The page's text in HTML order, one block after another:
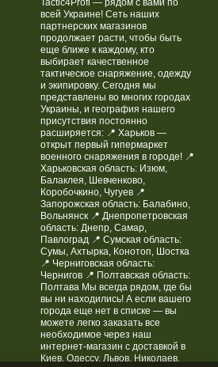
Tactic4Profi — рядом с вами по
всей Украине! Сеть наших
партнерских магазинов
продолжает расти, чтобы быть
еще ближе к каждому, кто
выбирает качественное
тактическое снаряжение, одежду
и экипировку. Сегодня мы
представлены во многих городах
Украины, и география нашего
присутствия постоянно
расширяется: 📍 Харьков —
открыт первый гипермаркет
военного снаряжения в городе! 📍
Харьковская область: Изюм,
Балаклея, Шевченково,
Коробочкино, Чугуев 📍
Запорожская область: Балабино,
Вольнянск 📍 Днепропетровская
область: Днепр, Самар,
Павлоград 📍 Сумская область:
Сумы, Ахтырка, Конотоп, Шостка
📍 Черниговская область:
Чернигов 📍 Полтавская область:
Полтава Мы всегда рядом, где бы
вы ни находились! А если вашего
города еще нет в списке — вы
можете легко заказать все
необходимое через наш
интернет-магазин с доставкой в
Киев, Одессу, Львов, Николаев,